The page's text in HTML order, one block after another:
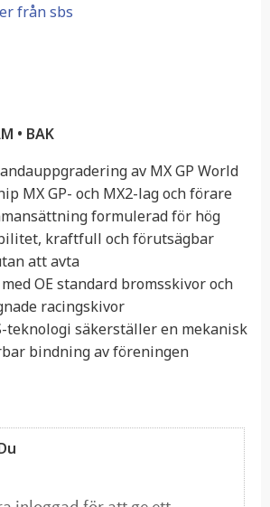
från sbs
• BAK
av MX GP World
MX GP- och MX2-lag och förare
formulerad för hög
kraftfull och förutsägbar
att avta
OE standard bromsskivor och
racingskivor
teknologi säkerställer en mekanisk
bindning av föreningen